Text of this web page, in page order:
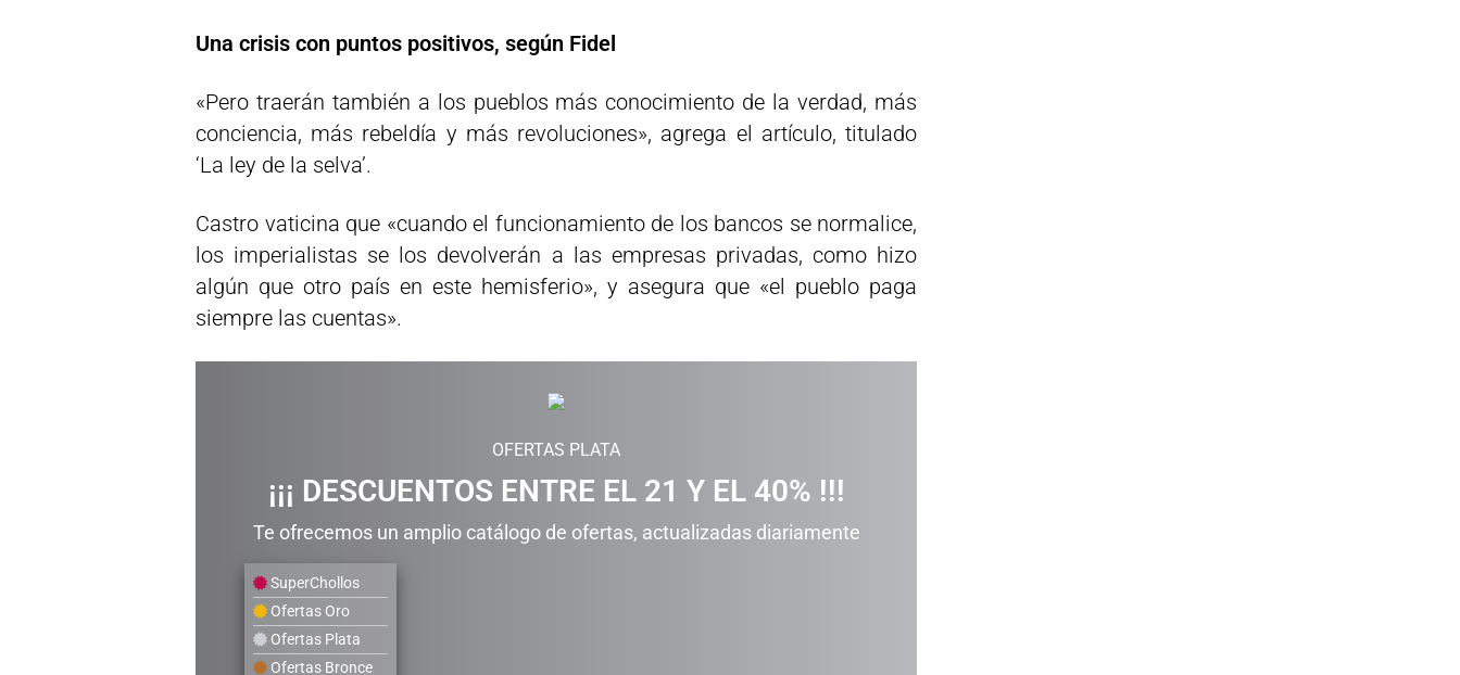
Una crisis con puntos positivos, según Fidel
«Pero traerán también a los pueblos más conocimiento de la verdad, más
conciencia, más rebeldía y más revoluciones», agrega el artículo, titulado
‘La ley de la selva’.
Castro vaticina que «cuando el funcionamiento de los bancos se normalice,
los imperialistas se los devolverán a las empresas privadas, como hizo
algún que otro país en este hemisferio», y asegura que «el pueblo paga
siempre las cuentas».
OFERTAS PLATA
¡¡¡ DESCUENTOS ENTRE EL 21 Y EL 40% !!!
Te ofrecemos un amplio catálogo de ofertas, actualizadas diariamente
SuperChollos
Ofertas Oro
Ofertas Plata
Ofertas Bronce